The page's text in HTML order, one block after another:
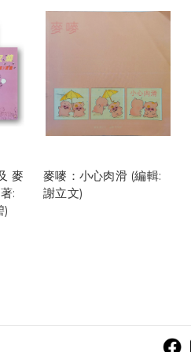
麥
:
)
麥嘜：小心肉滑 (編輯:
謝立文)